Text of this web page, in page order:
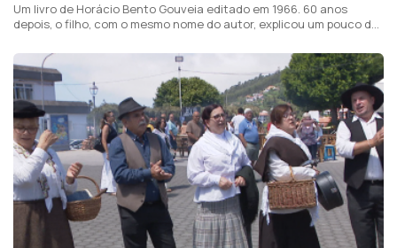
Um livro de Horácio Bento Gouveia editado em 1966. 60 anos
depois, o filho, com o mesmo nome do autor, explicou um pouco da